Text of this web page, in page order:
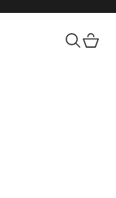
Recherche
Panier